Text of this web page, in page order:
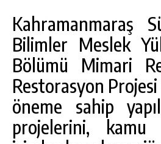
Kahramanmaraş
Bilimler Meslek
Bölümü Mimari
Restorasyon
öneme sahip
projelerini,
GÖKSUN HAFIZLIK KIZ
ÖĞRENCILERINE